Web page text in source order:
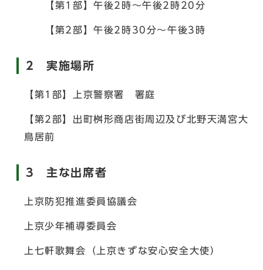
【第1部】午後2時～午後2時20分
【第2部】午後2時30分～午後3時
2 実施場所
【第1部】上京警察署 署庭
【第2部】出町桝形商店街周辺及び北野天満宮大
鳥居前
3 主な出席者
上京防犯推進委員協議会
上京少年補導委員会
上七軒歌舞会（上京きずな安心安全大使）